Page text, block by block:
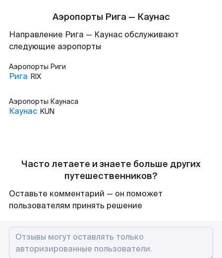
Аэропорты Рига — Каунас
Направление Рига — Каунас обслуживают
следующие аэропорты
Аэропорты Риги
Рига RIX
Аэропорты Каунаса
Каунас KUN
Часто летаете и знаете больше других
путешественников?
Оставьте комментарий — он поможет
пользователям принять решение